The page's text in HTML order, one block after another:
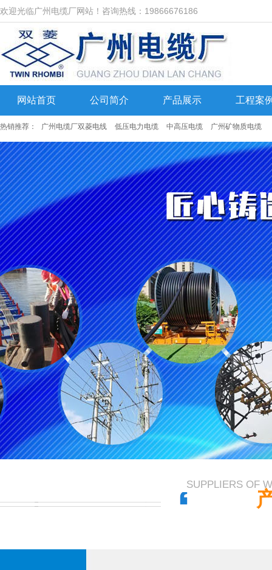
欢迎光临广州电缆厂网站！咨询热线：19866676186
网站首页 公司简介 产品展示 工程案
热销推荐： 广州电缆厂双菱电线 低压电力电缆 中高压电缆 广州矿物质电缆
SUPPLIERS OF